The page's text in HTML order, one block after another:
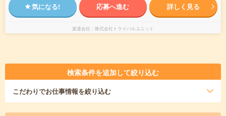
気になる! 応募へ進む 詳しく見る
派遣会社 株式会社トライバルユニット
検索条件を追加して絞り込む
こだわりでお仕事情報を絞り込む